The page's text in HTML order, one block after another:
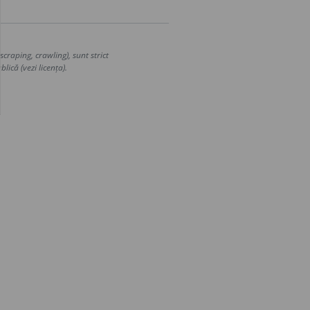
crawling), sunt strict
(vezi licența).